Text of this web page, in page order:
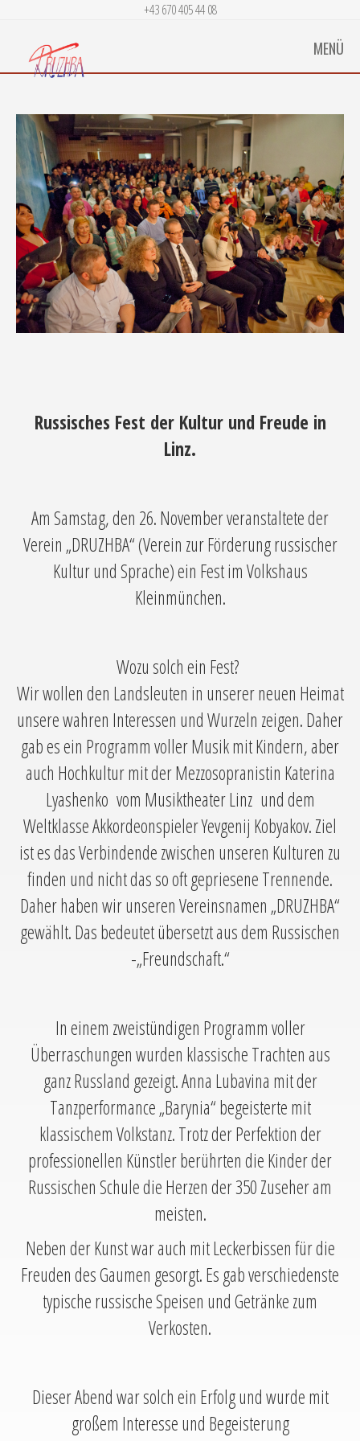
MENÜ
+43 670 405 44 08
Russisches Fest der Kultur und Freude in
Linz.
Am Samstag, den 26. November veranstaltete der
Verein „DRUZHBA“ (Verein zur Förderung russischer
Kultur und Sprache) ein Fest im Volkshaus
Kleinmünchen.
Wozu solch ein Fest?
Wir wollen den Landsleuten in unserer neuen Heimat
unsere wahren Interessen und Wurzeln zeigen. Daher
gab es ein Programm voller Musik mit Kindern, aber
auch Hochkultur mit der Mezzosopranistin Katerina
Lyashenko vom Musiktheater Linz und dem
Weltklasse Akkordeonspieler Yevgenij Kobyakov. Ziel
ist es das Verbindende zwischen unseren Kulturen zu
finden und nicht das so oft gepriesene Trennende.
Daher haben wir unseren Vereinsnamen „DRUZHBA“
gewählt. Das bedeutet übersetzt aus dem Russischen
-„Freundschaft.“
In einem zweistündigen Programm voller
Überraschungen wurden klassische Trachten aus
ganz Russland gezeigt. Anna Lubavina mit der
Tanzperformance „Barynia“ begeisterte mit
klassischem Volkstanz. Trotz der Perfektion der
professionellen Künstler berührten die Kinder der
Russischen Schule die Herzen der 350 Zuseher am
meisten.
Neben der Kunst war auch mit Leckerbissen für die
Freuden des Gaumen gesorgt. Es gab verschiedenste
typische russische Speisen und Getränke zum
Verkosten.
Dieser Abend war solch ein Erfolg und wurde mit
großem Interesse und Begeisterung